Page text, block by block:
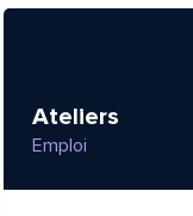
Ateliers
Emploi